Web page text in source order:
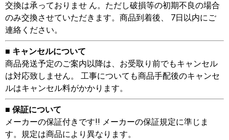
交換は承っておりませ ん。ただし破損等の初期不良の場合
のみ交換させていただきます。商品到着後、 7日以内にご
連絡ください。
■ キャンセルについて
商品発送予定のご案内以降は、お受取り前でもキャンセル
は対応致しません。 工事についても商品手配後のキャンセ
ルはキャンセル料がかかります。
■ 保証について
メーカーの保証付きです!! メーカーの保証規定に準じま
す。規定は商品により異なります。